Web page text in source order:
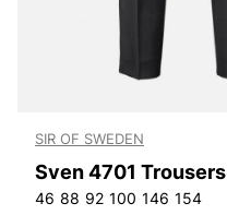
SIR OF SWEDEN
Sven 4701 Trousers
46 88 92 100 146 154